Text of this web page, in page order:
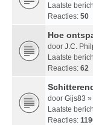
Laatste
Reacties: 50
Hoe
door J.C.
Laatste
Reacties: 62
door Gijs83 »
Laatste
Reacties: